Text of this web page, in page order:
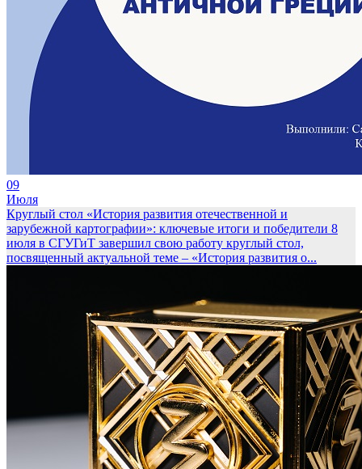
09
Июля
Круглый стол «История развития отечественной и
зарубежной картографии»: ключевые итоги и победители 8
июля в СГУГиТ завершил свою работу круглый стол,
посвященный актуальной теме – «История развития о...